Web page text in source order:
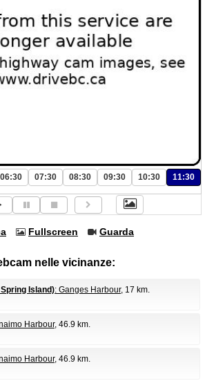
06:30 07:30 08:30 09:30 10:30 11:30
Fullscreen Guarda
nelle vicinanze:
Island): Ganges Harbour, 17 km.
Harbour, 46.9 km.
Harbour, 46.9 km.